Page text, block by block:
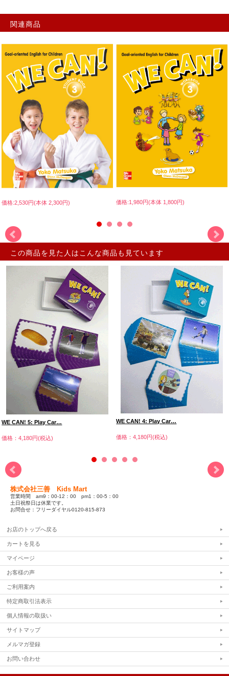
関連商品
価格:2,530円(本体 2,300円) 価格:1,980円(本体 1,800円)
この商品を見た人はこんな商品も見ています
WE CAN! 5: Play Car…
価格：4,180円(税込)
WE CAN! 4: Play Car…
価格：4,180円(税込)
株式会社三善 Kids Mart
営業時間 am9：00-12：00 pm1：00-5：00
土日祝祭日は休業です。
お問合せ：フリーダイヤル0120-815-873
お店のトップへ戻る
カートを見る
マイページ
お客様の声
ご利用案内
特定商取引法表示
個人情報の取扱い
サイトマップ
メルマガ登録
お問い合わせ